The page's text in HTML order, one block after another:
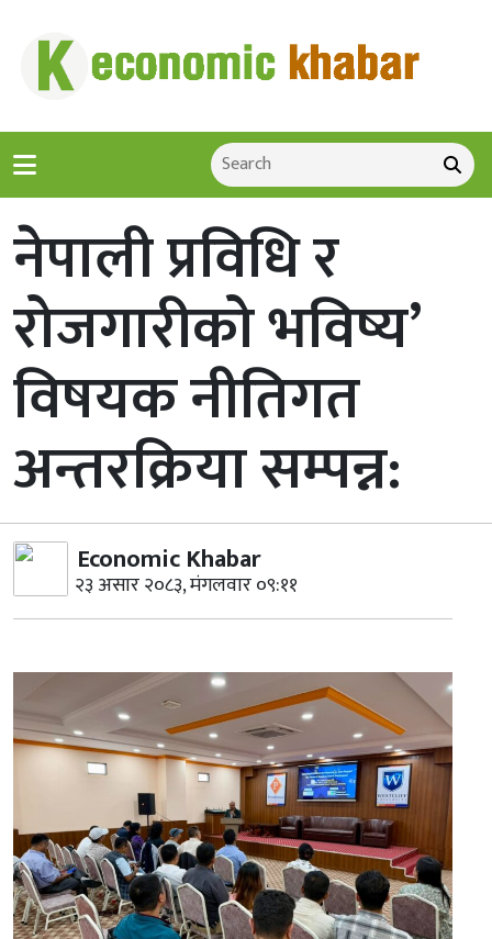
नेपाली प्रविधि र
रोजगारीको भविष्य’
विषयक नीतिगत
अन्तरक्रिया सम्पन्न:
Economic Khabar
२३ असार २०८३, मंगलवार ०९:११